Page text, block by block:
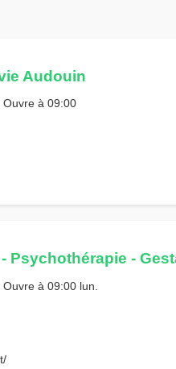
Audouin
Ouvre à 09:00
Psychothérapie -
à 09:00 lun.